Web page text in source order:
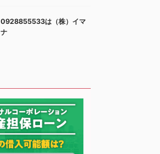
0928855533は（株）イマ
ナ